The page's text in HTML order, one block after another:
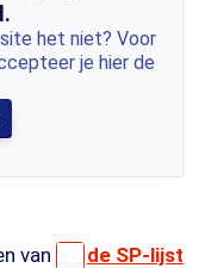
het niet? Voor
je hier de
van
de SP-lijst